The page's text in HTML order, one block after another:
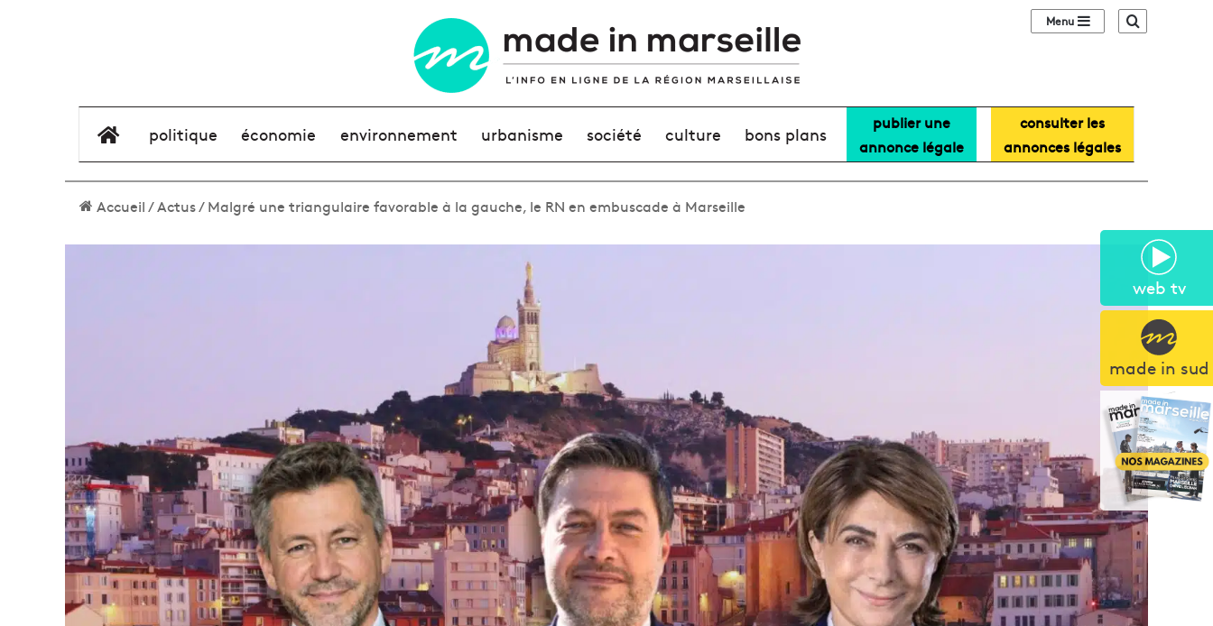
web tv
made in sud
Sidebar (barre
élément de menu
politique économie environnement urbanisme société culture bons plans
publier une
annonce légale
consulter les
annonces légales
Accueil/Actus/Malgré une triangulaire favorable à la gauche, le RN en embuscade à Marseille